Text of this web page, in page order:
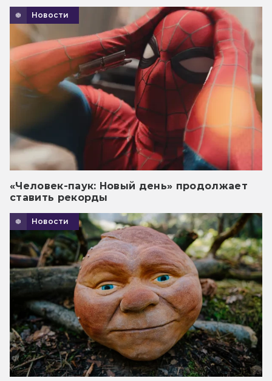
Новости
«Человек-паук: Новый день» продолжает
ставить рекорды
Новости